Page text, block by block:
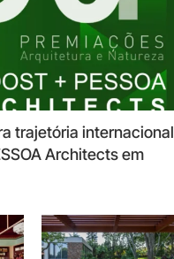
trajetória internacional
Architects em